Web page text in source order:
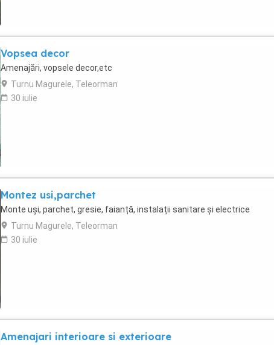
Vopsea decor
Amenajări, vopsele decor,etc
Turnu Magurele, Teleorman
30 iulie
Montez usi,parchet
Monte uși, parchet, gresie, faianță, instalații sanitare și electrice
Turnu Magurele, Teleorman
30 iulie
Amenajari interioare si exterioare